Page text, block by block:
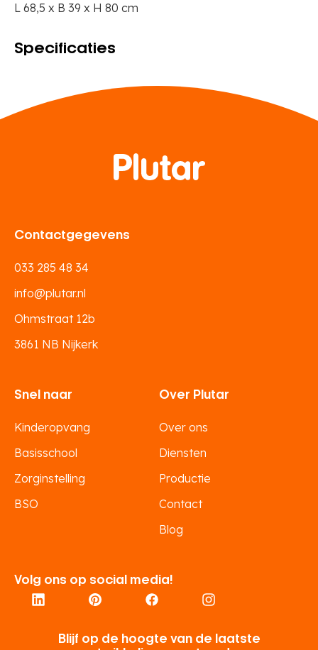
L 68,5 x B 39 x H 80 cm
Specificaties
Volg ons op social media!
Contactgegevens
033 285 48 34
info@plutar.nl
Ohmstraat 12b
3861 NB Nijkerk
Snel naar
Kinderopvang
Basisschool
Zorginstelling
BSO
Over Plutar
Over ons
Diensten
Productie
Contact
Blog
Blijf op de hoogte van de laatste